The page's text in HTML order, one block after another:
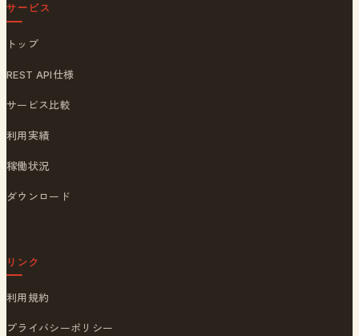
サービス
トップ
REST API仕様
サービス比較
利用実績
稼働状況
ダウンロード
リンク
利用規約
プライバシーポリシー